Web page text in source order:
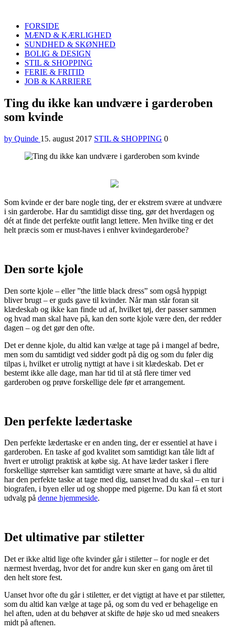
FORSIDE
MÆND & KÆRLIGHED
SUNDHED & SKØNHED
BOLIG & DESIGN
STIL & SHOPPING
FERIE & FRITID
JOB & KARRIERE
Menu
Ting du ikke kan undvære i garderoben
som kvinde
by Quinde 15. august 2017 STIL & SHOPPING 0
Som kvinde er der bare nogle ting, der er ekstrem svære at undvære
i sin garderobe. Har du samtidigt disse ting, gør det hverdagen og
dét at finde det perfekte outfit langt lettere. Men hvilke ting er det
helt præcis som er must-haves i enhver kvindegarderobe?
Den sorte kjole
Den sorte kjole – eller ”the little black dress” som også hyppigt
bliver brugt – er guds gave til kvinder. Når man står foran sit
klædeskab og ikke kan finde ud af, hvilket tøj, der passer sammen
og hvad man skal have på, kan den sorte kjole være den, der redder
dagen – og det gør den ofte.
Det er denne kjole, du altid kan vælge at tage på i mangel af bedre,
men som du samtidigt ved sidder godt på dig og som du føler dig
tilpas i, hvilket er utrolig nyttigt at have i sit klædeskab. Det er
bestemt ikke alle dage, man har tid til at stå flere timer ved
garderoben og prøve forskellige dele før et arrangement.
Den perfekte lædertaske
Den perfekte lædertaske er en anden ting, der er essentiel at have i
garderoben. En taske af god kvalitet som samtidigt kan tåle lidt af
hvert er utroligt praktisk at købe sig. At have læder tasker i flere
forskellige størrelser kan samtidigt være smarte at have, så du altid
har den perfekte taske at tage med dig, uanset hvad du skal – en tur i
biografen, i byen eller ud og shoppe med pigerne. Du kan få et stort
udvalg på denne hjemmeside.
Det ultimative par stiletter
Det er ikke altid lige ofte kvinder går i stiletter – for nogle er det
nærmest hverdag, hvor det for andre kun sker en gang om året til
den helt store fest.
Uanset hvor ofte du går i stiletter, er det vigtigt at have et par stiletter,
som du altid kan vælge at tage på, og som du ved er behagelige en
hel aften, uden at du behøver at skifte de høje sko ud med sneakers
midt på aftenen.